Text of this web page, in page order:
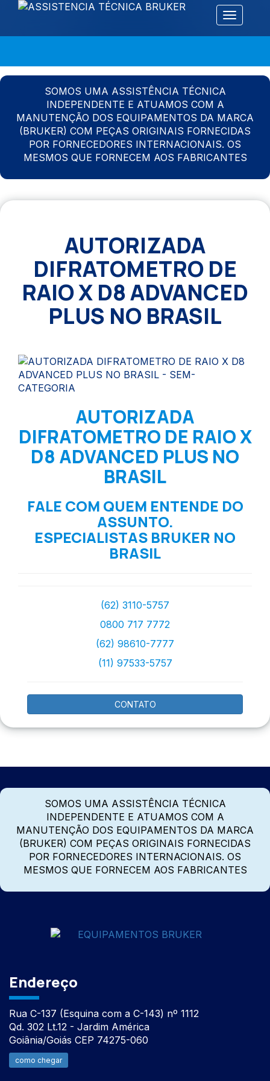
Alternar
SOMOS UMA ASSISTÊNCIA TÉCNICA
INDEPENDENTE E ATUAMOS COM A
MANUTENÇÃO DOS EQUIPAMENTOS DA MARCA
(BRUKER) COM PEÇAS ORIGINAIS FORNECIDAS
POR FORNECEDORES INTERNACIONAIS. OS
MESMOS QUE FORNECEM AOS FABRICANTES
AUTORIZADA
DIFRATOMETRO DE
RAIO X D8 ADVANCED
PLUS NO BRASIL
AUTORIZADA
DIFRATOMETRO DE RAIO X
D8 ADVANCED PLUS NO
BRASIL
FALE COM QUEM ENTENDE DO
ASSUNTO.
ESPECIALISTAS BRUKER NO
BRASIL
(62) 3110-5757
0800 717 7772
(62) 98610-7777
(11) 97533-5757
CONTATO
SOMOS UMA ASSISTÊNCIA TÉCNICA
INDEPENDENTE E ATUAMOS COM A
MANUTENÇÃO DOS EQUIPAMENTOS DA MARCA
(BRUKER) COM PEÇAS ORIGINAIS FORNECIDAS
POR FORNECEDORES INTERNACIONAIS. OS
MESMOS QUE FORNECEM AOS FABRICANTES
Endereço
Rua C-137 (Esquina com a C-143) nº 1112
Qd. 302 Lt.12 - Jardim América
Goiânia/Goiás CEP 74275-060
como chegar